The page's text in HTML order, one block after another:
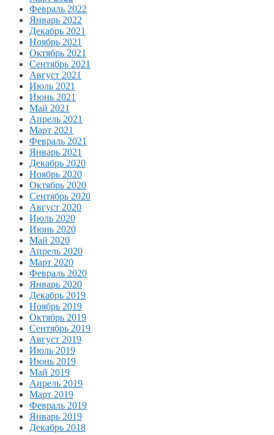
Февраль 2022
Январь 2022
Декабрь 2021
Ноябрь 2021
Октябрь 2021
Сентябрь 2021
Август 2021
Июль 2021
Июнь 2021
Май 2021
Апрель 2021
Март 2021
Февраль 2021
Январь 2021
Декабрь 2020
Ноябрь 2020
Октябрь 2020
Сентябрь 2020
Август 2020
Июль 2020
Июнь 2020
Май 2020
Апрель 2020
Март 2020
Февраль 2020
Январь 2020
Декабрь 2019
Ноябрь 2019
Октябрь 2019
Сентябрь 2019
Август 2019
Июль 2019
Июнь 2019
Май 2019
Апрель 2019
Март 2019
Февраль 2019
Январь 2019
Декабрь 2018